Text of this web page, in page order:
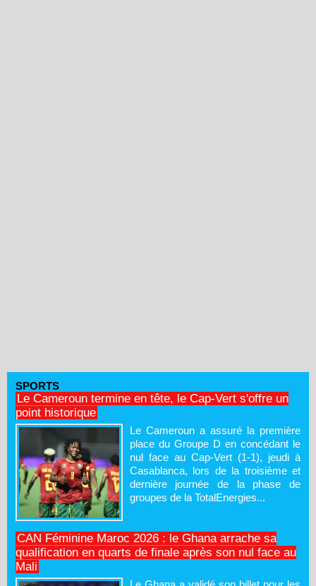
SPORTS
Le Cameroun termine en tête, le Cap-Vert s'offre un
point historique
Le Cameroun a assuré la première
place du Groupe D en concédant le
nul face au Cap-Vert (1-1), jeudi à
Casablanca, lors de la troisième et
dernière journée de la phase de
groupes de la TotalEnergies...
CAN Féminine Maroc 2026 : le Ghana arrache sa
qualification en quarts de finale après son nul face au
Mali